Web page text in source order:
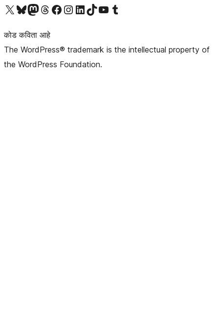
आमच्या X (एक्स) (पूर्वीचे ट्विटर) खात्याला भेट द्या आमच्या ब्लूस्की खात्याला भेट द्या.आमच्या Mastodon खात्याला भेट द्या.आमच्या थ्रेड्स खात्याला भेट द्या. आमच्या फेसबुक पेजला भेट द्या आमच्या इंस्टाग्राम खात्याला भेट द्या आमच्या लिंक्डइन खात्याला भेट द्या आमच्या टिकटॉक अकाउंटला भेट द्या.आमच्या यूट्यूब चॅनेलला भेट द्या आमच्या टंबलर खात्याला भेट द्या.
कोड कविता आहे
The WordPress® trademark is the intellectual property of
the WordPress Foundation.